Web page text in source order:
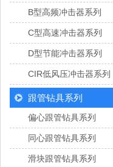
B型高频冲击器系列
C型高速冲击器系列
D型节能冲击器系列
CIR低风压冲击器系列
跟管钻具系列
偏心跟管钻具系列
同心跟管钻具系列
滑块跟管钻具系列